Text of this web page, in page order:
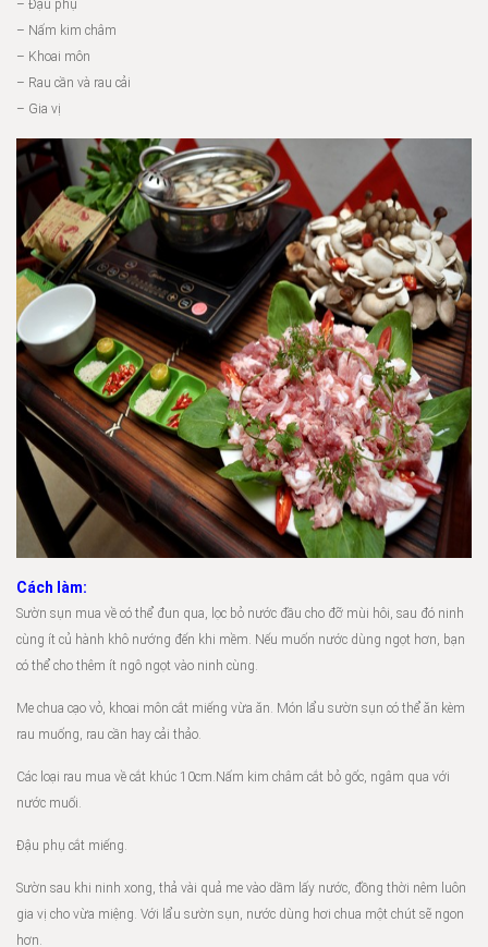
– Đậu phụ
– Nấm kim châm
– Khoai môn
– Rau cần và rau cải
– Gia vị
Cách làm:
Sườn sụn mua về có thể đun qua, lọc bỏ nước đầu cho đỡ mùi hôi, sau đó ninh
cùng ít củ hành khô nướng đến khi mềm. Nếu muốn nước dùng ngọt hơn, bạn
có thể cho thêm ít ngô ngọt vào ninh cùng.
Me chua cạo vỏ, khoai môn cắt miếng vừa ăn. Món lẩu sườn sụn có thể ăn kèm
rau muống, rau cần hay cải thảo.
Các loại rau mua về cắt khúc 10cm.Nấm kim châm cắt bỏ gốc, ngâm qua với
nước muối.
Đậu phụ cắt miếng.
Sườn sau khi ninh xong, thả vài quả me vào dầm lấy nước, đồng thời nêm luôn
gia vị cho vừa miệng. Với lẩu sườn sụn, nước dùng hơi chua một chút sẽ ngon
hơn.